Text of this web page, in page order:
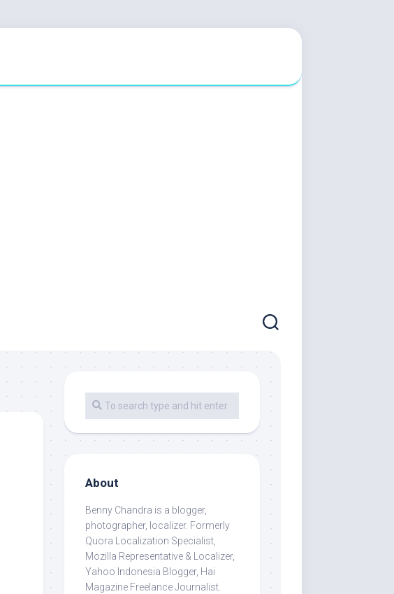
About
Benny Chandra is a blogger,
photographer, localizer. Formerly
Quora Localization Specialist,
Mozilla Representative & Localizer,
Yahoo Indonesia Blogger, Hai
Magazine Freelance Journalist.